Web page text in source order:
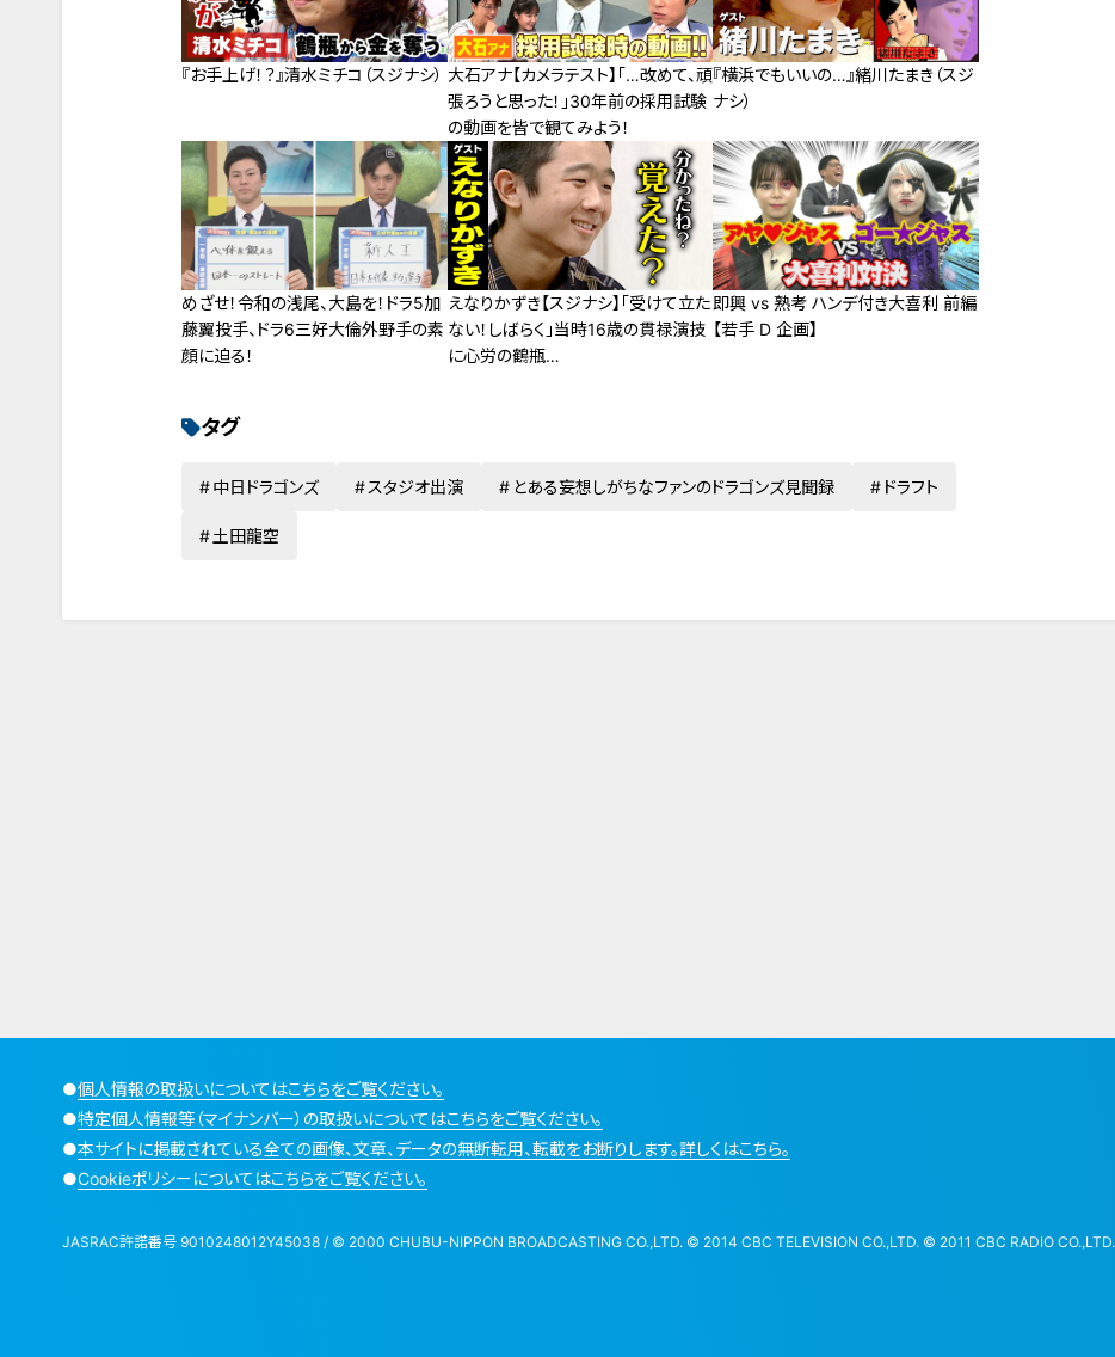
『お手上げ！？』清水ミチコ（スジナシ） 大石アナ【カメラテスト】「…改めて、頑
張ろうと思った！」30年前の採用試験
の動画を皆で観てみよう！
『横浜でもいいの…』緒川たまき（スジ
ナシ）
めざせ！令和の浅尾、大島を！ドラ5加
藤翼投手、ドラ6三好大倫外野手の素
顔に迫る！
えなりかずき【スジナシ】「受けて立た
ない！しばらく」当時16歳の貫禄演技
に心労の鶴瓶…
即興 vs 熟考 ハンデ付き大喜利 前編
【若手 D 企画】
タグ
中日ドラゴンズ スタジオ出演 とある妄想しがちなファンのドラゴンズ見聞録 ドラフト
土田龍空
●個人情報の取扱いについてはこちらをご覧ください。
●特定個人情報等（マイナンバー）の取扱いについてはこちらをご覧ください。
●本サイトに掲載されている全ての画像、文章、データの無断転用、転載をお断りします。詳しくはこちら。
●Cookieポリシーについてはこちらをご覧ください。
JASRAC許諾番号 9010248012Y45038 / © 2000 CHUBU-NIPPON BROADCASTING CO.,LTD. © 2014 CBC TELEVISION CO.,LTD. © 2011 CBC RADIO CO.,LTD.